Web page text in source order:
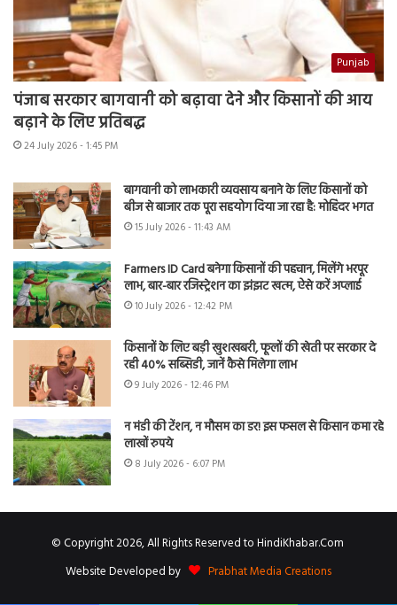
Punjab
पंजाब सरकार बागवानी को बढ़ावा देने और किसानों की आय
बढ़ाने के लिए प्रतिबद्ध
24 July 2026 - 1:45 PM
बागवानी को लाभकारी व्यवसाय बनाने के लिए किसानों को
बीज से बाजार तक पूरा सहयोग दिया जा रहा है: मोहिंदर भगत
15 July 2026 - 11:43 AM
Farmers ID Card बनेगा किसानों की पहचान, मिलेंगे भरपूर
लाभ, बार-बार रजिस्ट्रेशन का झंझट खत्म, ऐसे करें अप्लाई
10 July 2026 - 12:42 PM
किसानों के लिए बड़ी खुशखबरी, फूलों की खेती पर सरकार दे
रही 40% सब्सिडी, जानें कैसे मिलेगा लाभ
9 July 2026 - 12:46 PM
न मंडी की टेंशन, न मौसम का डर! इस फसल से किसान कमा रहे
लाखों रुपये
8 July 2026 - 6:07 PM
© Copyright 2026, All Rights Reserved to HindiKhabar.Com
Website Developed by
Prabhat Media Creations